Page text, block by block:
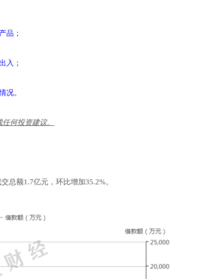
品；
入；
况。
何投资建议。
总额1.7亿元，环比增加35.2%。